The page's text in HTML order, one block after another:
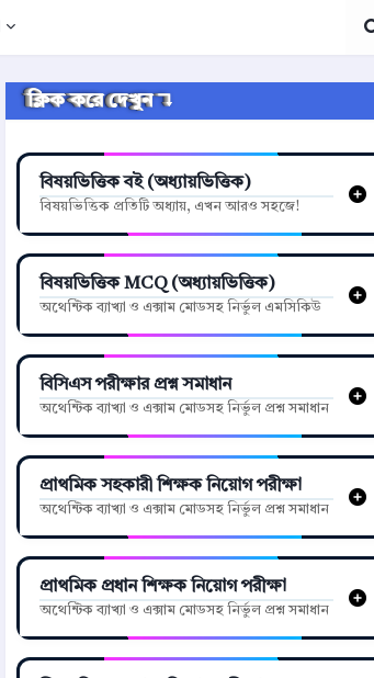
ক্লিক করে দেখুন ↴
বিষয়ভিত্তিক বই (অধ্যায়ভিত্তিক)
বিষয়ভিত্তিক প্রতিটি অধ্যায়, এখন আরও সহজে!
বিষয়ভিত্তিক MCQ (অধ্যায়ভিত্তিক)
অথেন্টিক ব্যাখ্যা ও এক্সাম মোডসহ নির্ভুল এমসিকিউ
বিসিএস পরীক্ষার প্রশ্ন সমাধান
অথেন্টিক ব্যাখ্যা ও এক্সাম মোডসহ নির্ভুল প্রশ্ন সমাধান
প্রাথমিক সহকারী শিক্ষক নিয়োগ পরীক্ষা
অথেন্টিক ব্যাখ্যা ও এক্সাম মোডসহ নির্ভুল প্রশ্ন সমাধান
প্রাথমিক প্রধান শিক্ষক নিয়োগ পরীক্ষা
অথেন্টিক ব্যাখ্যা ও এক্সাম মোডসহ নির্ভুল প্রশ্ন সমাধান